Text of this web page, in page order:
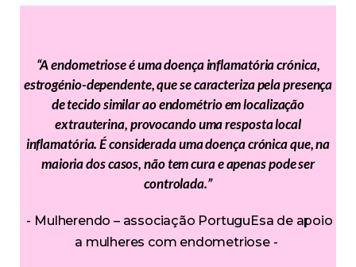
“A endometriose é uma doença inflamatória crónica,
estrogénio-dependente, que se caracteriza pela presença
de tecido similar ao endométrio em localização
extrauterina, provocando uma resposta local
inflamatória. É considerada uma doença crónica que, na
maioria dos casos, não tem cura e apenas pode ser
controlada.”
Mulherendo – associação PortuguEsa de apoio
a mulheres com endometriose